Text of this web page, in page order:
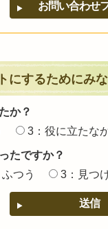
にするためにみ
か？
3：役に立たな
たですか？
つう 3：見つ